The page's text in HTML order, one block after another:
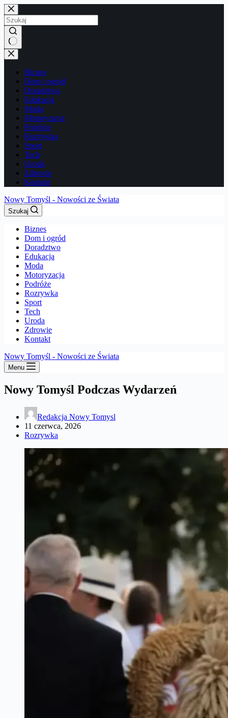
Przejdź
do
treści
Brak
wyników
Biznes
Dom i ogród
Doradztwo
Edukacja
Moda
Motoryzacja
Podróże
Rozrywka
Sport
Tech
Uroda
Zdrowie
Kontakt
Nowy Tomyśl - Nowości ze Świata
Szukaj
Biznes
Dom i ogród
Doradztwo
Edukacja
Moda
Motoryzacja
Podróże
Rozrywka
Sport
Tech
Uroda
Zdrowie
Kontakt
Nowy Tomyśl - Nowości ze Świata
Menu
Nowy Tomyśl Podczas Wydarzeń
Redakcja Nowy Tomysl
11 czerwca, 2026
Rozrywka